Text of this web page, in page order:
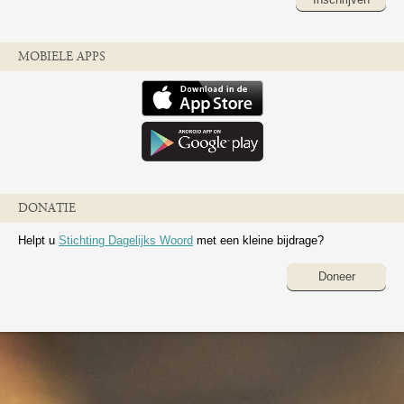
MOBIELE APPS
DONATIE
Helpt u Stichting Dagelijks Woord met een kleine bijdrage?
Doneer